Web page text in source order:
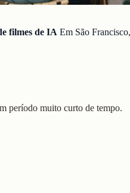
filmes de IA Em São
período muito curto de tempo.